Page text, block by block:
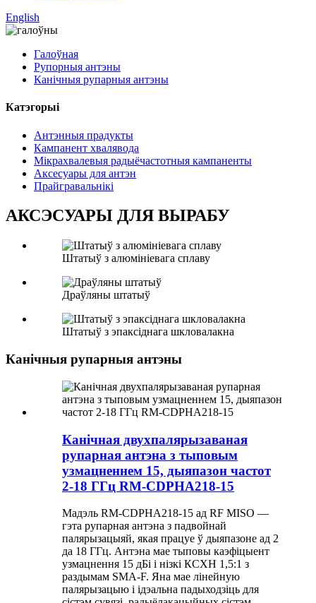
English
Галоўная
Рупорныя антэны
Канічныя рупарныя антэны
Катэгорыі
Антэнныя прадукты
Кампанент хвалявода
Мікрахвалевыя радыёчастотныя кампаненты
Аксесуары для антэн
Прайгравальнікі
АКСЭСУАРЫ ДЛЯ ВЫРАБУ
Штатыў з алюмініевага сплаву
Драўляны штатыў
Штатыў з эпаксіднага шкловалакна
Канічныя рупарныя антэны
Канічная двухпалярызаваная
рупарная антэна з тыповым
узмацненнем 15, дыяпазон частот
2-18 ГГц RM-CDPHA218-15
Мадэль RM-CDPHA218-15 ад RF MISO —
гэта рупарная антэна з падвойнай
палярызацыяй, якая працуе ў дыяпазоне ад 2
да 18 ГГц. Антэна мае тыповы каэфіцыент
узмацнення 15 дБі і нізкі КСХН 1,5:1 з
раздымам SMA-F. Яна мае лінейную
палярызацыю і ідэальна падыходзіць для